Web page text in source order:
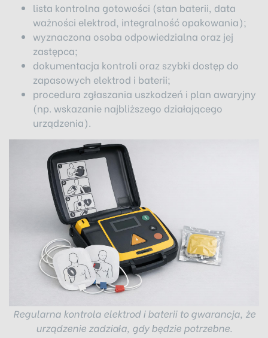
lista kontrolna gotowości (stan baterii, data
ważności elektrod, integralność opakowania);
wyznaczona osoba odpowiedzialna oraz jej
zastępca;
dokumentacja kontroli oraz szybki dostęp do
zapasowych elektrod i baterii;
procedura zgłaszania uszkodzeń i plan awaryjny
(np. wskazanie najbliższego działającego
urządzenia).
Regularna kontrola elektrod i baterii to gwarancja, że
urządzenie zadziała, gdy będzie potrzebne.